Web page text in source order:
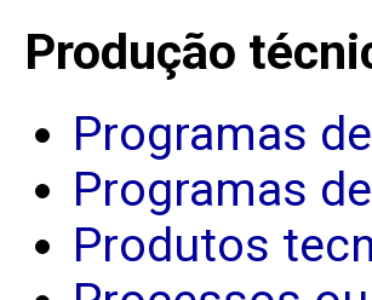
Produção
Programas
Programas
Produtos